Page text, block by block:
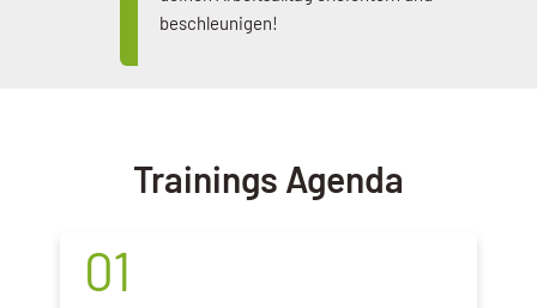
beschleunigen!
Trainings Agenda
01